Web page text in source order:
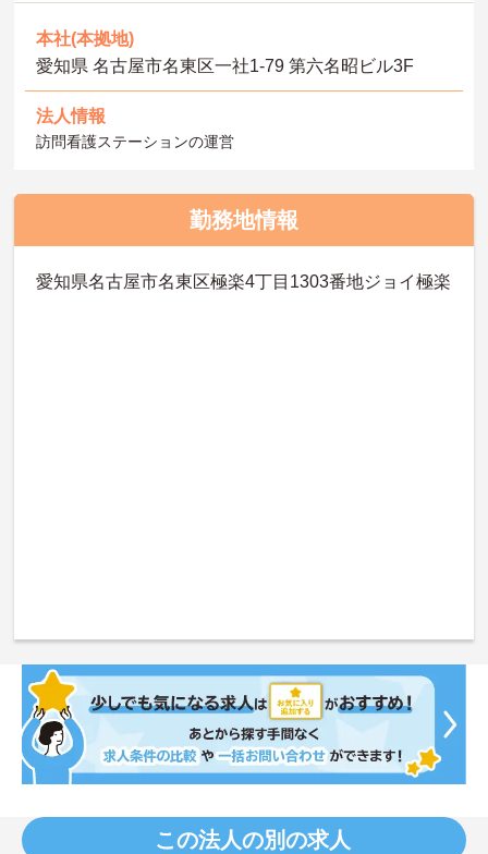
本社(本拠地)
愛知県 名古屋市名東区一社1-79 第六名昭ビル3F
法人情報
訪問看護ステーションの運営
勤務地情報
愛知県名古屋市名東区極楽4丁目1303番地ジョイ極楽
この法人の別の求人